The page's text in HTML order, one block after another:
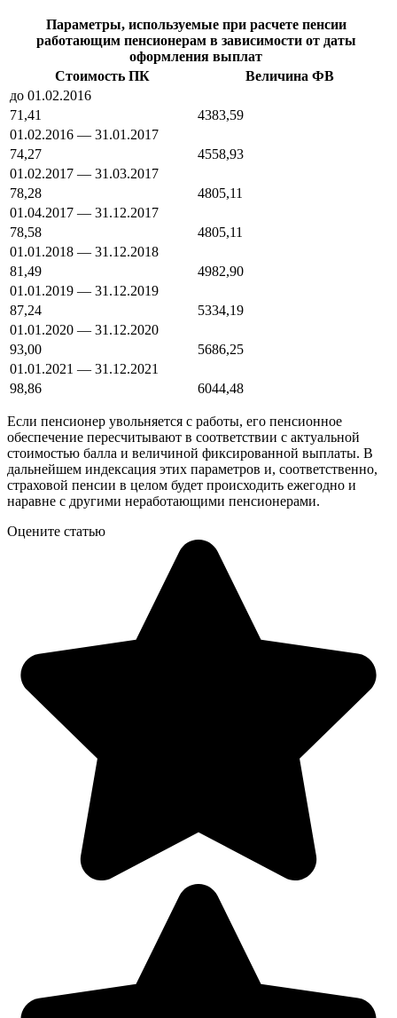
Параметры, используемые при расчете пенсии
работающим пенсионерам в зависимости от даты
оформления выплат
Стоимость ПК
Величина ФВ
до 01.02.2016
71,41
4383,59
01.02.2016 — 31.01.2017
74,27
4558,93
01.02.2017 — 31.03.2017
78,28
4805,11
01.04.2017 — 31.12.2017
78,58
4805,11
01.01.2018 — 31.12.2018
81,49
4982,90
01.01.2019 — 31.12.2019
87,24
5334,19
01.01.2020 — 31.12.2020
93,00
5686,25
01.01.2021 — 31.12.2021
98,86
6044,48
Если пенсионер увольняется с работы, его пенсионное
обеспечение пересчитывают в соответствии с актуальной
стоимостью балла и величиной фиксированной выплаты. В
дальнейшем индексация этих параметров и, соответственно,
страховой пенсии в целом будет происходить ежегодно и
наравне с другими неработающими пенсионерами.
Оцените статью